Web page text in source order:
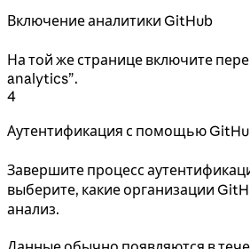
Включение аналитики GitHub
На той же странице включите
analytics”.
4
Аутентификация с помощью
Завершите процесс
выберите, какие организации
анализ.